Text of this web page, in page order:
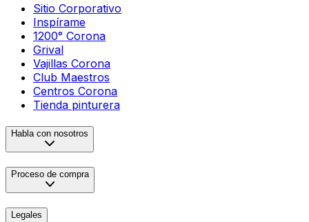
Sitio Corporativo
Inspírame
1200° Corona
Grival
Vajillas Corona
Club Maestros
Centros Corona
Tienda pinturera
Habla con nosotros
Proceso de compra
Legales